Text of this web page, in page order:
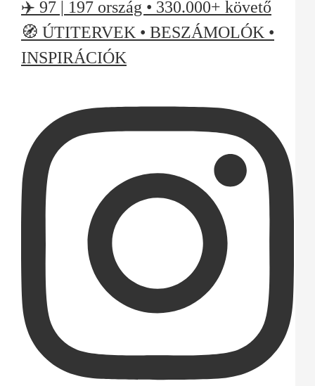
✈️ 97 | 197 ország • 330.000+ követő
🧭 ÚTITERVEK • BESZÁMOLÓK •
INSPIRÁCIÓK